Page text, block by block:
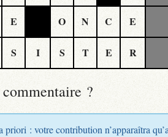
E O N C E
S I S T E R
commentaire ?
priori : votre contribution n’apparaîtra